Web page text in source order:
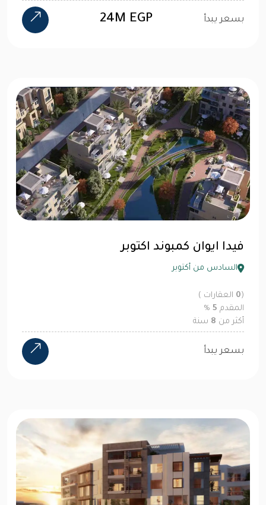
بسعر يبدأ 24M EGP
فيدا ايوان كمبوند اكتوبر
السادس من أكتوبر
(
0 العقارات )
المقدم 5
%
أكثر من 8 سنة
بسعر يبدأ